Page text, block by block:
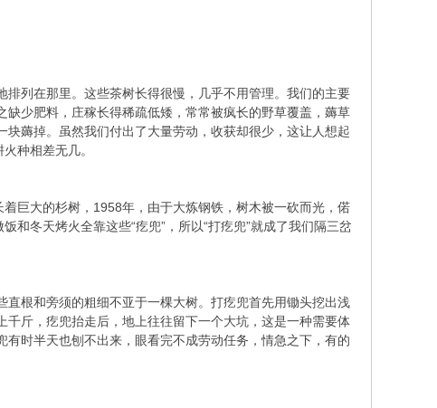
列在那里。这些茶树长得很慢，几乎不用管理。我们的主要
少肥料，庄稼长得稀疏低矮，常常被疯长的野草覆盖，薅草
薅掉。虽然我们付出了大量劳动，收获却很少，这让人想起
种相差无几。
巨大的杉树，1958年，由于大炼钢铁，树木被一砍而光，偌
和冬天烤火全靠这些“疙兜”，所以“打疙兜”就成了我们隔三岔
根和旁须的粗细不亚于一棵大树。打疙兜首先用锄头挖出浅
斤，疙兜抬走后，地上往往留下一个大坑，这是一种需要体
时半天也刨不出来，眼看完不成劳动任务，情急之下，有的